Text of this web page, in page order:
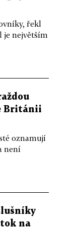
řekl
je největším
Británii
oznamují
není
na